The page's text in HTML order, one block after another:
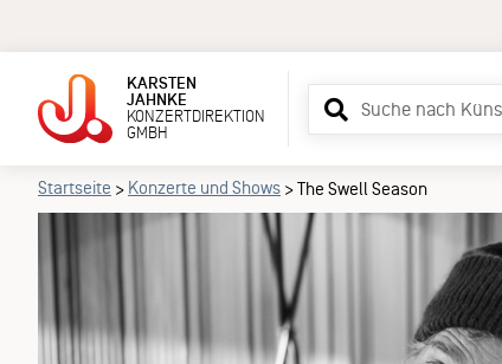
KARSTEN
JAHNKE
KONZERTDIREKTION
GMBH
Suchbegriff
eingeben
Startseite > Konzerte und Shows >The Swell Season